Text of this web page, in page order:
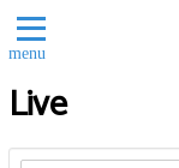
menu
Live